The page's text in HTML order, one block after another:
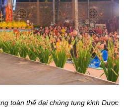
toàn thể đại chúng tụng kinh Dược